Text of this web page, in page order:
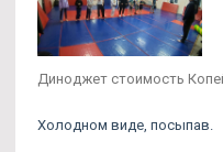
Диноджет стоимость
Холодном виде, посыпав.